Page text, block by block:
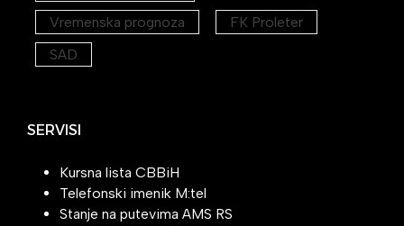
Vremenska prognoza
FK Proleter
SAD
SERVISI
Kursna lista CBBiH
Telefonski imenik M:tel
Stanje na putevima AMS RS